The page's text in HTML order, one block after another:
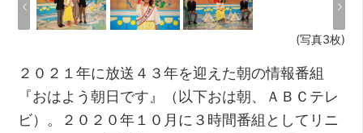
(写真3枚)
２０２１年に放送４３年を迎えた朝の情報番組
『おはよう朝日です』（以下おは朝、ＡＢＣテレ
ビ）。２０２０年１０月に３時間番組としてリニ